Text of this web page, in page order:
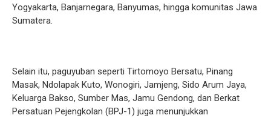
Yogyakarta, Banjarnegara, Banyumas, hingga komunitas Jawa
Sumatera.
Selain itu, paguyuban seperti Tirtomoyo Bersatu, Pinang
Masak, Ndolapak Kuto, Wonogiri, Jamjeng, Sido Arum Jaya,
Keluarga Bakso, Sumber Mas, Jamu Gendong, dan Berkat
Persatuan Pejengkolan (BPJ-1) juga menunjukkan